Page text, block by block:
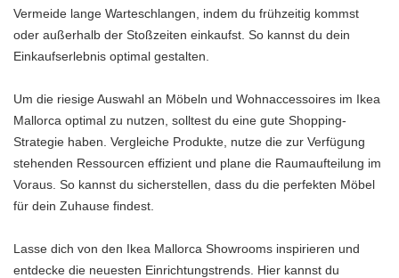
Vermeide lange Warteschlangen, indem du frühzeitig kommst
oder außerhalb der Stoßzeiten einkaufst. So kannst du dein
Einkaufserlebnis optimal gestalten.
Um die riesige Auswahl an Möbeln und Wohnaccessoires im Ikea
Mallorca optimal zu nutzen, solltest du eine gute Shopping-
Strategie haben. Vergleiche Produkte, nutze die zur Verfügung
stehenden Ressourcen effizient und plane die Raumaufteilung im
Voraus. So kannst du sicherstellen, dass du die perfekten Möbel
für dein Zuhause findest.
Lasse dich von den Ikea Mallorca Showrooms inspirieren und
entdecke die neuesten Einrichtungstrends. Hier kannst du